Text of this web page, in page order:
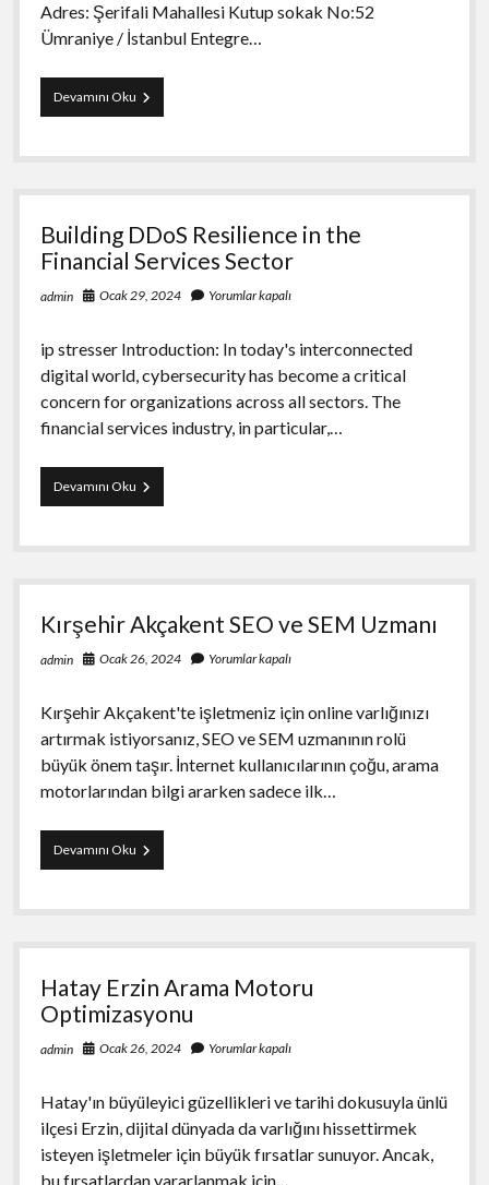
Adres: Şerifali Mahallesi Kutup sokak No:52
Ümraniye / İstanbul Entegre…
Devamını OkuDirenç
Çeşitliliği
Entegre
Endüstriyel
Mükemmel
Performans
Sunuyor
Building DDoS Resilience in the
Financial Services Sector
admin Ocak 29, 2024 Yorumlar kapalı
ip stresser Introduction: In today's interconnected
digital world, cybersecurity has become a critical
concern for organizations across all sectors. The
financial services industry, in particular,…
Devamını OkuBuilding
DDoS
in
Financial
Sector
Kırşehir Akçakent SEO ve SEM Uzmanı
admin Ocak 26, 2024 Yorumlar kapalı
Kırşehir Akçakent'te işletmeniz için online varlığınızı
artırmak istiyorsanız, SEO ve SEM uzmanının rolü
büyük önem taşır. İnternet kullanıcılarının çoğu, arama
motorlarından bilgi ararken sadece ilk…
Devamını OkuKırşehir
Akçakent
ve
Uzmanı
Hatay Erzin Arama Motoru
Optimizasyonu
admin Ocak 26, 2024 Yorumlar kapalı
Hatay'ın büyüleyici güzellikleri ve tarihi dokusuyla ünlü
ilçesi Erzin, dijital dünyada da varlığını hissettirmek
isteyen işletmeler için büyük fırsatlar sunuyor. Ancak,
bu fırsatlardan yararlanmak için…